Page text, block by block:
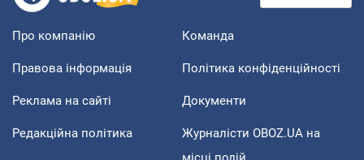
Про компанію Команда
Правова інформація Політика конфіденційності
Реклама на сайті Документи
Редакційна політика
Журналісти OBOZ.UA на